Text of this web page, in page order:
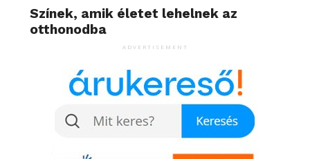
Színek, amik életet lehelnek az
otthonodba
ADVERTISEMENT